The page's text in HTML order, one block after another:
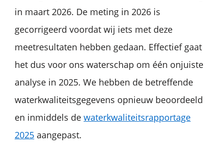
in maart 2026. De meting in 2026 is
gecorrigeerd voordat wij iets met deze
meetresultaten hebben gedaan. Effectief gaat
het dus voor ons waterschap om één onjuiste
analyse in 2025. We hebben de betreffende
waterkwaliteitsgegevens opnieuw beoordeeld
en inmiddels de waterkwaliteitsrapportage
2025 aangepast.